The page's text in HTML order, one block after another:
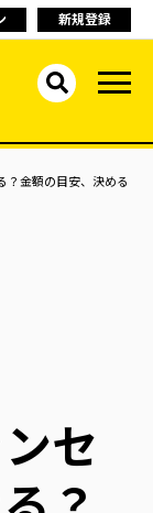
新規登録
？金額の目安、決める
セ